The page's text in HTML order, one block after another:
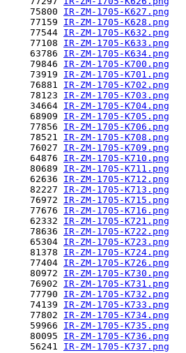
75800 IR-ZM-1705-K627.png
77159 IR-ZM-1705-K628.png
77544 IR-ZM-1705-K632.png
77108 IR-ZM-1705-K633.png
63786 IR-ZM-1705-K634.png
79846 IR-ZM-1705-K700.png
73919 IR-ZM-1705-K701.png
76881 IR-ZM-1705-K702.png
78123 IR-ZM-1705-K703.png
34664 IR-ZM-1705-K704.png
68909 IR-ZM-1705-K705.png
77856 IR-ZM-1705-K706.png
78521 IR-ZM-1705-K708.png
76027 IR-ZM-1705-K709.png
64876 IR-ZM-1705-K710.png
80689 IR-ZM-1705-K711.png
62636 IR-ZM-1705-K712.png
82227 IR-ZM-1705-K713.png
76972 IR-ZM-1705-K715.png
77676 IR-ZM-1705-K716.png
62332 IR-ZM-1705-K721.png
78636 IR-ZM-1705-K722.png
65304 IR-ZM-1705-K723.png
81378 IR-ZM-1705-K724.png
77404 IR-ZM-1705-K726.png
80972 IR-ZM-1705-K730.png
76902 IR-ZM-1705-K731.png
77790 IR-ZM-1705-K732.png
74139 IR-ZM-1705-K733.png
77802 IR-ZM-1705-K734.png
59966 IR-ZM-1705-K735.png
80095 IR-ZM-1705-K736.png
56241 IR-ZM-1705-K737.png